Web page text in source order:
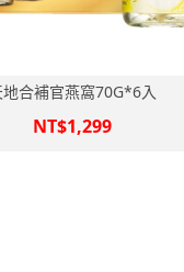
地合補官燕窩70G*6入
NT$1,299